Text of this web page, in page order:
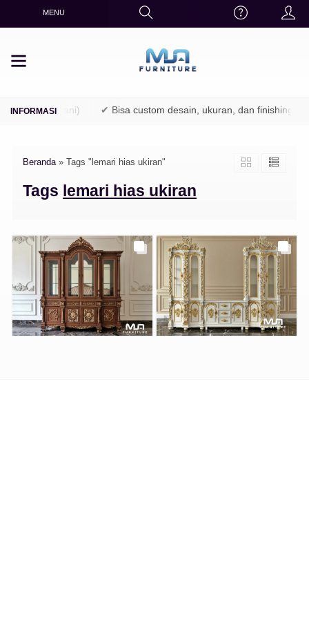
MENU
/ Perhutani) ✔ Bisa custom desain, ukuran, dan finishing
Beranda» Tags "lemari hias ukiran"
Tags lemari hias ukiran